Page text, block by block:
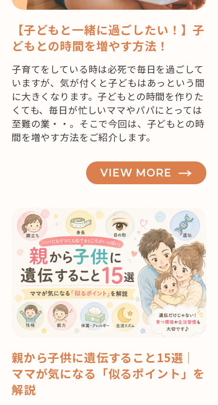
【子どもと一緒に過ごしたい！】子
どもとの時間を増やす方法！
子育てをしている時は必死で毎日を過ごして
いますが、気が付くと子どもはあっという間
に大きくなります。子どもとの時間を作りた
くても、毎日が忙しいママやパパにとっては
至難の業・・。そこで今回は、子どもとの時
間を増やす方法をご紹介します。
VIEW MORE
親から子供に遺伝すること15選｜
ママが気になる「似るポイント」を
解説